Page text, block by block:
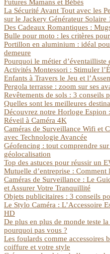
Futures Mamans et Bébés
La Sécurité Avant Tout avec les
sur le Jackery Générateur Solaire
Des Cadeaux Romantiques :
Bulle pour moto : les critères
Portillon en aluminium : idéal
demeure
Pourquoi le métier d’éventailliste
Activités Montessori : Stimuler
Enfants à Travers le Jeu et
Pergola terrasse : zoom sur ses
Revêtements de sols : 3 conseils
Quelles sont les meilleures
Découvrez notre Horloge Espion
Réveil à Caméra 4K
Caméras de Surveillance Wifi et
avec Technologie Avancée
Géofencing : tout comprendre
géolocalisation
Top des astuces pour réussir un
Mutuelle d’entreprise : Comment
Caméras de Surveillance : Le
et Assurer Votre Tranquillité
Objets publicitaires : 3 conseils
Le Stylo Caméra : L’Accessoire
HD
De plus en plus de monde teste
pourquoi pas vous ?
Les foulards comme accessoires
coiffure et votre style